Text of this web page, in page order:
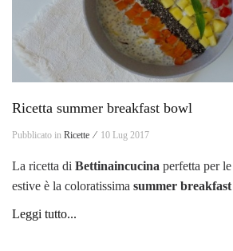
Ricetta summer breakfast bowl
Pubblicato in Ricette ⁄ 10 Lug 2017
La ricetta di Bettinaincucina perfetta per
estive è la coloratissima summer
Leggi tutto...